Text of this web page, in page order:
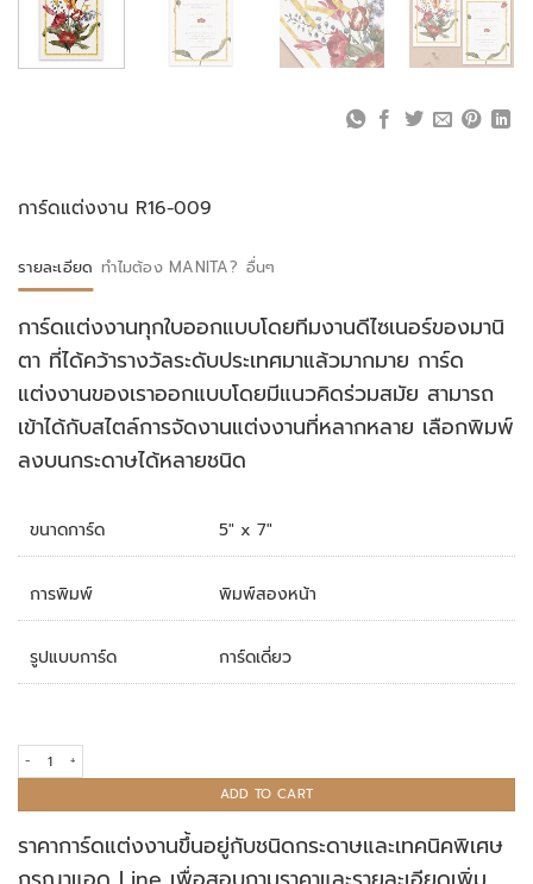
การ์ดแต่งงาน R16-009
รายละเอียด ทำไมต้อง MANITA? อื่นๆ
การ์ดแต่งงานทุกใบออกแบบโดยทีมงานดีไซเนอร์ของมานิ
ตา ที่ได้คว้ารางวัลระดับประเทศมาแล้วมากมาย การ์ด
แต่งงานของเราออกแบบโดยมีแนวคิดร่วมสมัย สามารถ
เข้าได้กับสไตล์การจัดงานแต่งงานที่หลากหลาย เลือกพิมพ์
ลงบนกระดาษได้หลายชนิด
ขนาดการ์ด 5" x 7"
การพิมพ์ พิมพ์สองหน้า
รูปแบบการ์ด การ์ดเดี่ยว
การ์ดแต่งงาน R16-009 quantity
ADD TO CART
ราคาการ์ดแต่งงานขึ้นอยู่กับชนิดกระดาษและเทคนิคพิเศษ